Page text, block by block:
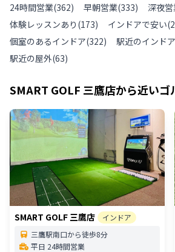
24時間営業(362) 早朝営業(333) 深夜
体験レッスンあり (173) インドアで安い(
個室のあるインドア(322) 駅近のインドア
駅近の屋外(63)
SMART GOLF 三鷹店から近いゴ
SMART GOLF 三鷹店
インドア
三鷹駅南口から徒歩8分
平日 24時間営業